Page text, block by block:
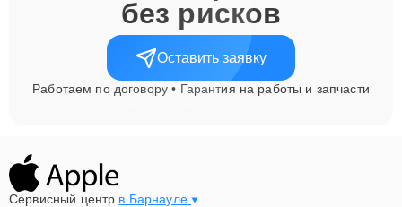
без рисков
Оставить заявку
Работаем по договору • Гарантия на работы и запчасти
Сервисный центр в Барнауле